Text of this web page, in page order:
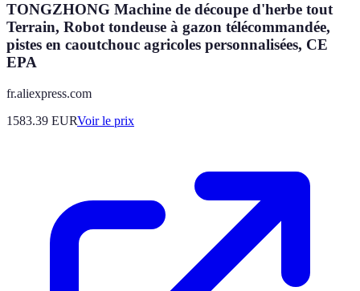
TONGZHONG Machine de découpe d'herbe tout
Terrain, Robot tondeuse à gazon télécommandée,
pistes en caoutchouc agricoles personnalisées, CE
EPA
fr.aliexpress.com
1583.39 EURVoir le prix